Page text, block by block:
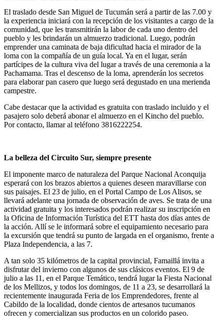
El traslado desde San Miguel de Tucumán será a partir de las 7.00 y
la experiencia iniciará con la recepción de los visitantes a cargo de la
comunidad, que les transmitirán la labor de cada uno dentro del
pueblo y les brindarán un almuerzo tradicional. Luego, podrán
emprender una caminata de baja dificultad hacia el mirador de la
loma con la compañía de un guía local. Ya en el lugar, serán
partícipes de la cultura viva del lugar a través de una ceremonia a la
Pachamama. Tras el descenso de la loma, aprenderán los secretos
para elaborar pan casero que luego será degustado en una merienda
campestre.
Cabe destacar que la actividad es gratuita con traslado incluido y el
pasajero solo deberá abonar el almuerzo en el Kincho del pueblo.
Por contacto, llamar al teléfono 3816222254.
La belleza del Circuito Sur, siempre presente
El imponente marco de naturaleza del Parque Nacional Aconquija
esperará con los brazos abiertos a quienes deseen maravillarse con
sus paisajes. El 23 de julio, en el Portal Campo de Los Alisos, se
llevará adelante una jornada de observación de aves. Se trata de una
actividad gratuita y los interesados podrán realizar su inscripción en
la Oficina de Información Turística del ETT hasta dos días antes de
la acción. Allí se le informará sobre el equipamiento necesario para
la excursión que tendrá su punto de largada en el organismo, frente a
Plaza Independencia, a las 7.
A tan solo 35 kilómetros de la capital provincial, Famaillá invita a
disfrutar del invierno con algunos de sus clásicos eventos. El 9 de
julio a las 11, en el Parque Temático, tendrá lugar la Fiesta Nacional
de los Mellizos, y todos los domingos, de 11 a 23, se desarrollará la
recientemente inaugurada Feria de los Emprendedores, frente al
Cabildo de la localidad, donde cientos de artesanos tucumanos
ofrecen y comercializan sus productos en un colorido paseo.